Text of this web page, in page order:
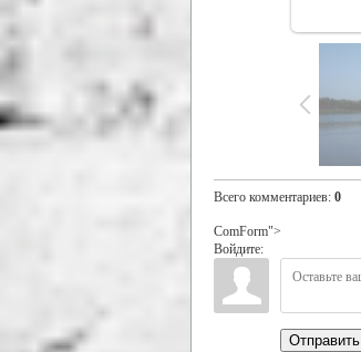
Всего комментариев: 0
ComForm">
Войдите:
Отправить